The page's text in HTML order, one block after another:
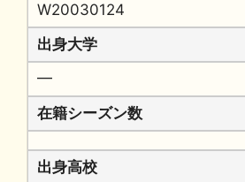
W20030124
出身大学
━
在籍シーズン数
出身高校